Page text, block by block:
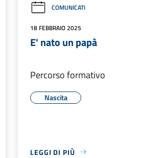
COMUNICATI
18 FEBBRAIO 2025
E' nato un papà
Percorso formativo
Nascita
LEGGI DI PIÙ